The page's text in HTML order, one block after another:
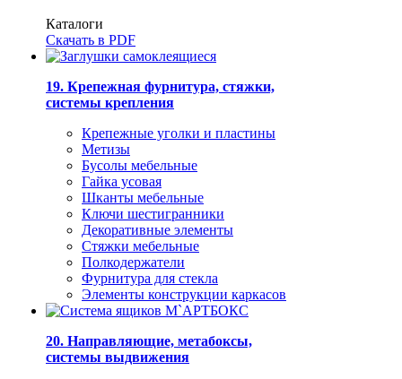
Каталоги
Скачать в PDF
19. Крепежная фурнитура, стяжки,
системы крепления
Крепежные уголки и пластины
Метизы
Бусолы мебельные
Гайка усовая
Шканты мебельные
Ключи шестигранники
Декоративные элементы
Стяжки мебельные
Полкодержатели
Фурнитура для стекла
Элементы конструкции каркасов
20. Направляющие, метабоксы,
системы выдвижения